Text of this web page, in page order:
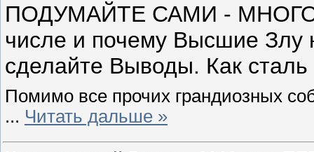
ПОДУМАЙТЕ САМИ -
числе и почему Высшие
сделайте Выводы. Как сталь
Помимо все прочих грандиозных
... Читать дальше »